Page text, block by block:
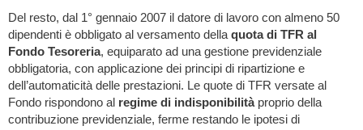
Del resto, dal 1° gennaio 2007 il datore di lavoro con almeno 50
dipendenti è obbligato al versamento della quota di TFR al
Fondo Tesoreria, equiparato ad una gestione previdenziale
obbligatoria, con applicazione dei principi di ripartizione e
dell’automaticità delle prestazioni. Le quote di TFR versate al
Fondo rispondono al regime di indisponibilitàproprio della
contribuzione previdenziale, ferme restando le ipotesi di